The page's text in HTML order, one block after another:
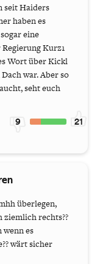
seit Haiders
haben es
eine
Kurz1
Wort über Kickl
war. Aber so
seht euch
9 21
überlegen,
ziemlich rechts??
wenn es
wärt sicher